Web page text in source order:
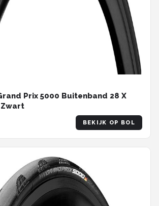
Prix 5000 Buitenband 28 X
Zwart
BEKIJK OP BOL